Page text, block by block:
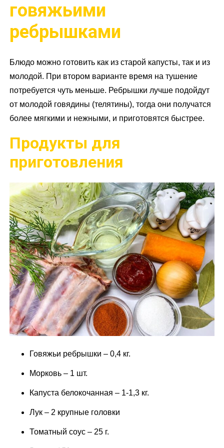
говяжьими
ребрышками
Блюдо можно готовить как из старой капусты, так и из
молодой. При втором варианте время на тушение
потребуется чуть меньше. Ребрышки лучше подойдут
от молодой говядины (телятины), тогда они получатся
более мягкими и нежными, и приготовятся быстрее.
Продукты для
приготовления
Говяжьи ребрышки – 0,4 кг.
Морковь – 1 шт.
Капуста белокочанная – 1-1,3 кг.
Лук – 2 крупные головки
Томатный соус – 25 г.